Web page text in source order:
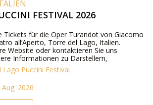
FESTIVAL 2026
Tickets für die Oper Turandot von Giacomo
all’Aperto, Torre del Lago, Italien.
Website oder kontaktieren Sie uns
Informationen zu Darstellern,
Ticketpreisen.
Lago Puccini Festival
Aug. 2026